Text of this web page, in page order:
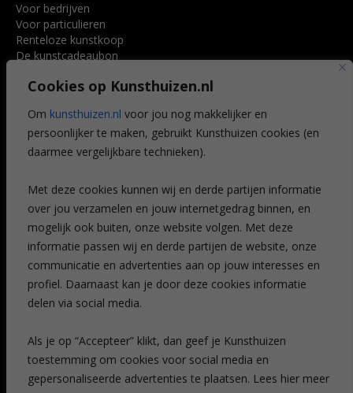
Cookies op Kunsthuizen.nl
Om kunsthuizen.nl voor jou nog makkelijker en
persoonlijker te maken, gebruikt Kunsthuizen cookies (en
daarmee vergelijkbare technieken).
Met deze cookies kunnen wij en derde partijen informatie
over jou verzamelen en jouw internetgedrag binnen, en
mogelijk ook buiten, onze website volgen. Met deze
informatie passen wij en derde partijen de website, onze
communicatie en advertenties aan op jouw interesses en
profiel. Daarnaast kan je door deze cookies informatie
delen via social media.
Als je op “Accepteer” klikt, dan geef je Kunsthuizen
toestemming om cookies voor social media en
gepersonaliseerde advertenties te plaatsen. Lees hier meer
Voor bedrijven
Voor particulieren
Renteloze kunstkoop
De kunstcadeaubon
Voordelen
Veelgestelde vragen
CONTACT
Leiden
Amsterdam
Breda
Favorieten
Mijn art alert
NIEUWSBRIEF